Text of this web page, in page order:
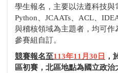
學生報名，主要以法遵科技與
Python、JCAATs、ACL、
與稽核領域為主題者，均可
參賽組自訂。
競賽報名至113年11月30日 ，
區初賽，北區地點為國立政